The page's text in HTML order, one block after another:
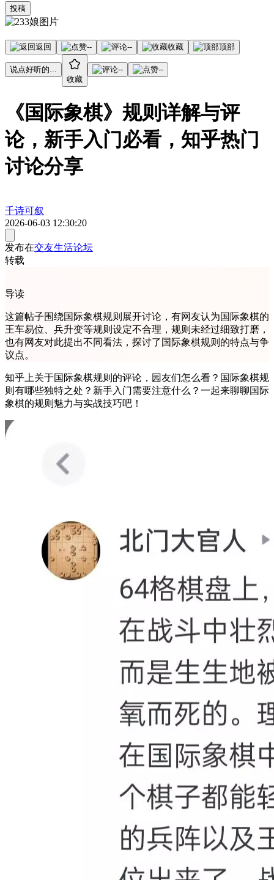
投稿
返回 -- -- 收藏 顶部
说点好听的...
收藏
-- --
《国际象棋》规则详解与评
论，新手入门必看，知乎热门
讨论分享
千诗可叙
2026-06-03 12:30:20
发布在交友生活论坛
转载
导读
这篇帖子围绕国际象棋规则展开讨论，有网友认为国际象棋的
王车易位、兵升变等规则设定不合理，规则未经过细致打磨，
也有网友对此提出不同看法，探讨了国际象棋规则的特点与争
议点。
知乎上关于国际象棋规则的评论，园友们怎么看？国际象棋规
则有哪些独特之处？新手入门需要注意什么？一起来聊聊国际
象棋的规则魅力与实战技巧吧！